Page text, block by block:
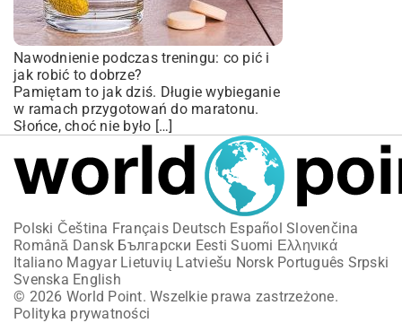
Nawodnienie podczas treningu: co pić i
jak robić to dobrze?
Pamiętam to jak dziś. Długie wybieganie
w ramach przygotowań do maratonu.
Słońce, choć nie było […]
Polski Čeština Français Deutsch Español Slovenčina
Română Dansk Български Eesti Suomi Ελληνικά
Italiano Magyar Lietuvių Latviešu Norsk Português Srpski
Svenska English
© 2026 World Point. Wszelkie prawa zastrzeżone.
Polityka prywatności